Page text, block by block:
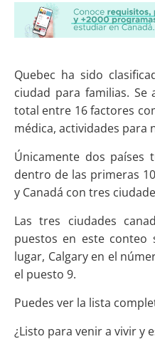
Quebec ha sido
ciudad para familias. Se
total entre 16 factores
médica, actividades para
Únicamente dos países
dentro de las primeras
y Canadá con tres
Las tres ciudades
puestos en este conteo
lugar, Calgary en el
el puesto 9.
Puedes ver la lista
¿Listo para venir a vivir y